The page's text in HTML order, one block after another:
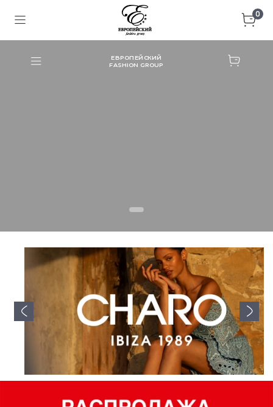
0
ЕВРОПЕЙСКИЙ
FASHION GROUP